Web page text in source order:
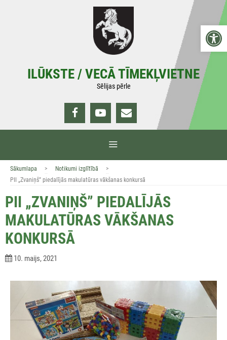
ILŪKSTE / VECĀ TĪMEKĻVIETNE
Sēlijas pērle
Sākumlapa > Notikumi izglītībā
>
PII „Zvaniņš” piedalījās makulatūras vākšanas konkursā
PII „ZVANIŅŠ” PIEDALĪJĀS
MAKULATŪRAS VĀKŠANAS
KONKURSĀ
10. maijs, 2021